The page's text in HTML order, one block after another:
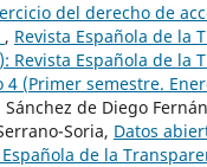
del derecho de
, Revista Española de la
Revista Española de la
4 (Primer semestre.
de Diego
Soria, Datos
Española de la